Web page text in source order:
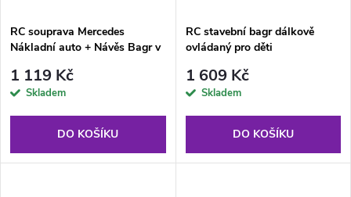
RC souprava Mercedes
Nákladní auto + Návěs Bagr v
1 119 Kč
Skladem
DO KOŠÍKU
RC stavební bagr dálkově
ovládaný pro děti
1 609 Kč
Skladem
DO KOŠÍKU